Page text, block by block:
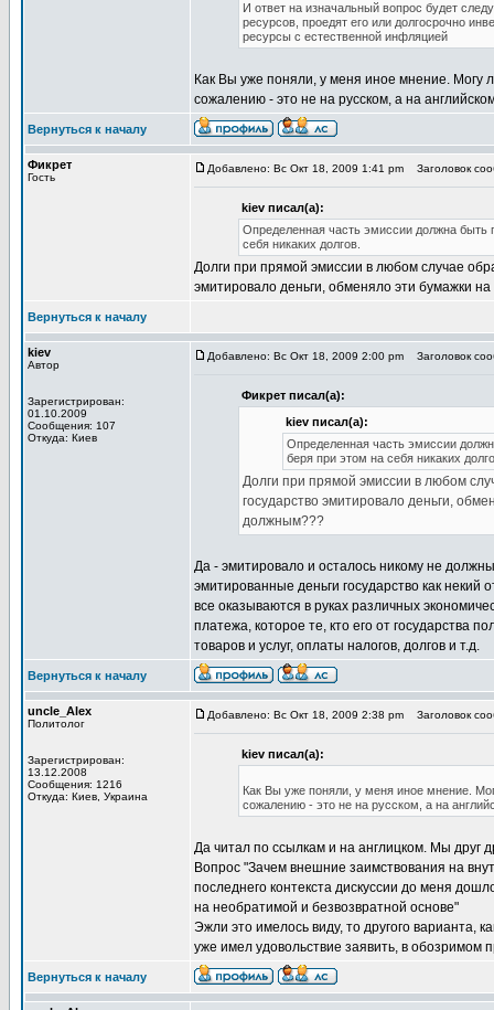
И ответ на изначальный вопрос будет
ресурсов, проедят его или долгосрочно
ресурсы с естественной инфляцией
Как Вы уже поняли, у меня иное мнение. Могу
сожалению - это не на русском, а на
Вернуться к началу
Фикрет
Гость
Добавлено: Вс Окт 18, 2009 1:41 pm Заголовок
kiev писал(а):
Определенная часть эмиссии должна быть
себя никаких долгов.
Долги при прямой эмиссии в любом случае
эмитировало деньги, обменяло эти бумажки
Вернуться к началу
kiev
Автор
Зарегистрирован:
01.10.2009
Сообщения: 107
Откуда: Киев
Добавлено: Вс Окт 18, 2009 2:00 pm Заголовок
Фикрет писал(а):
kiev писал(а):
Определенная часть эмиссии
беря при этом на себя никаких
Долги при прямой эмиссии в любом
государство эмитировало деньги,
должным???
Да - эмитировало и осталось никому не
эмитированные деньги государство как некий
все оказываются в руках различных
платежа, которое те, кто его от государства
товаров и услуг, оплаты налогов, долгов и т.д.
Вернуться к началу
uncle_Alex
Политолог
Зарегистрирован:
13.12.2008
Сообщения: 1216
Откуда: Киев, Украина
Добавлено: Вс Окт 18, 2009 2:38 pm Заголовок
kiev писал(а):
Как Вы уже поняли, у меня иное мнение.
сожалению - это не на русском, а на
Да читал по ссылкам и на англицком. Мы друг
Вопрос "Зачем внешние заимствования на
последнего контекста дискуссии до меня
на необратимой и безвозвратной основе"
Эжли это имелось виду, то другого варианта,
уже имел удовольствие заявить, в обозримом
Вернуться к началу